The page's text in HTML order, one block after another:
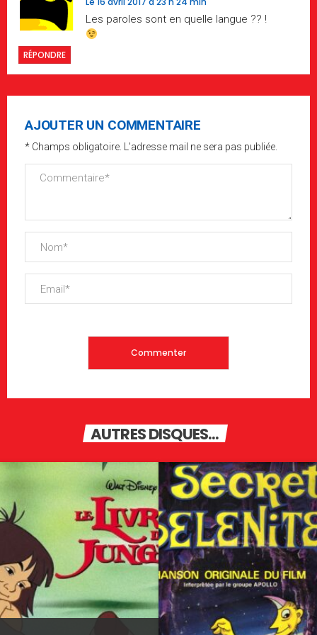
Les paroles sont en quelle langue ?? !
RÉPONDRE
AJOUTER UN COMMENTAIRE
* Champs obligatoire. L'adresse mail ne sera pas publiée.
AUTRES DISQUES...